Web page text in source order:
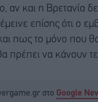
αν και η Βρετανία
επίσης ότι ο
πως το μόνο που
πρέπει να κάνουν
στο Google